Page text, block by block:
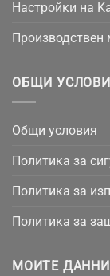
Настройки на
ОБЩИ
Общи условия
Политика за
Политика за
Политика за
МОИТЕ ДАННИ